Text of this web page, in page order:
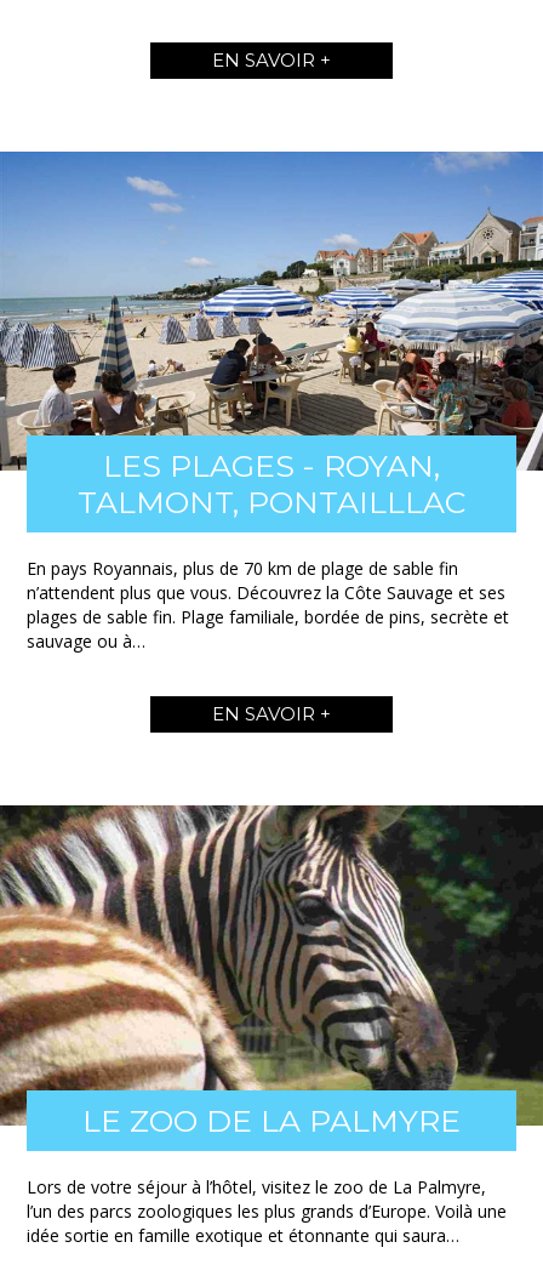
EN SAVOIR +
LES PLAGES - ROYAN,
TALMONT, PONTAILLLAC
En pays Royannais, plus de 70 km de plage de sable fin
n’attendent plus que vous. Découvrez la Côte Sauvage et ses
plages de sable fin. Plage familiale, bordée de pins, secrète et
sauvage ou à…
EN SAVOIR +
LE ZOO DE LA PALMYRE
Lors de votre séjour à l’hôtel, visitez le zoo de La Palmyre,
l’un des parcs zoologiques les plus grands d’Europe. Voilà une
idée sortie en famille exotique et étonnante qui saura…